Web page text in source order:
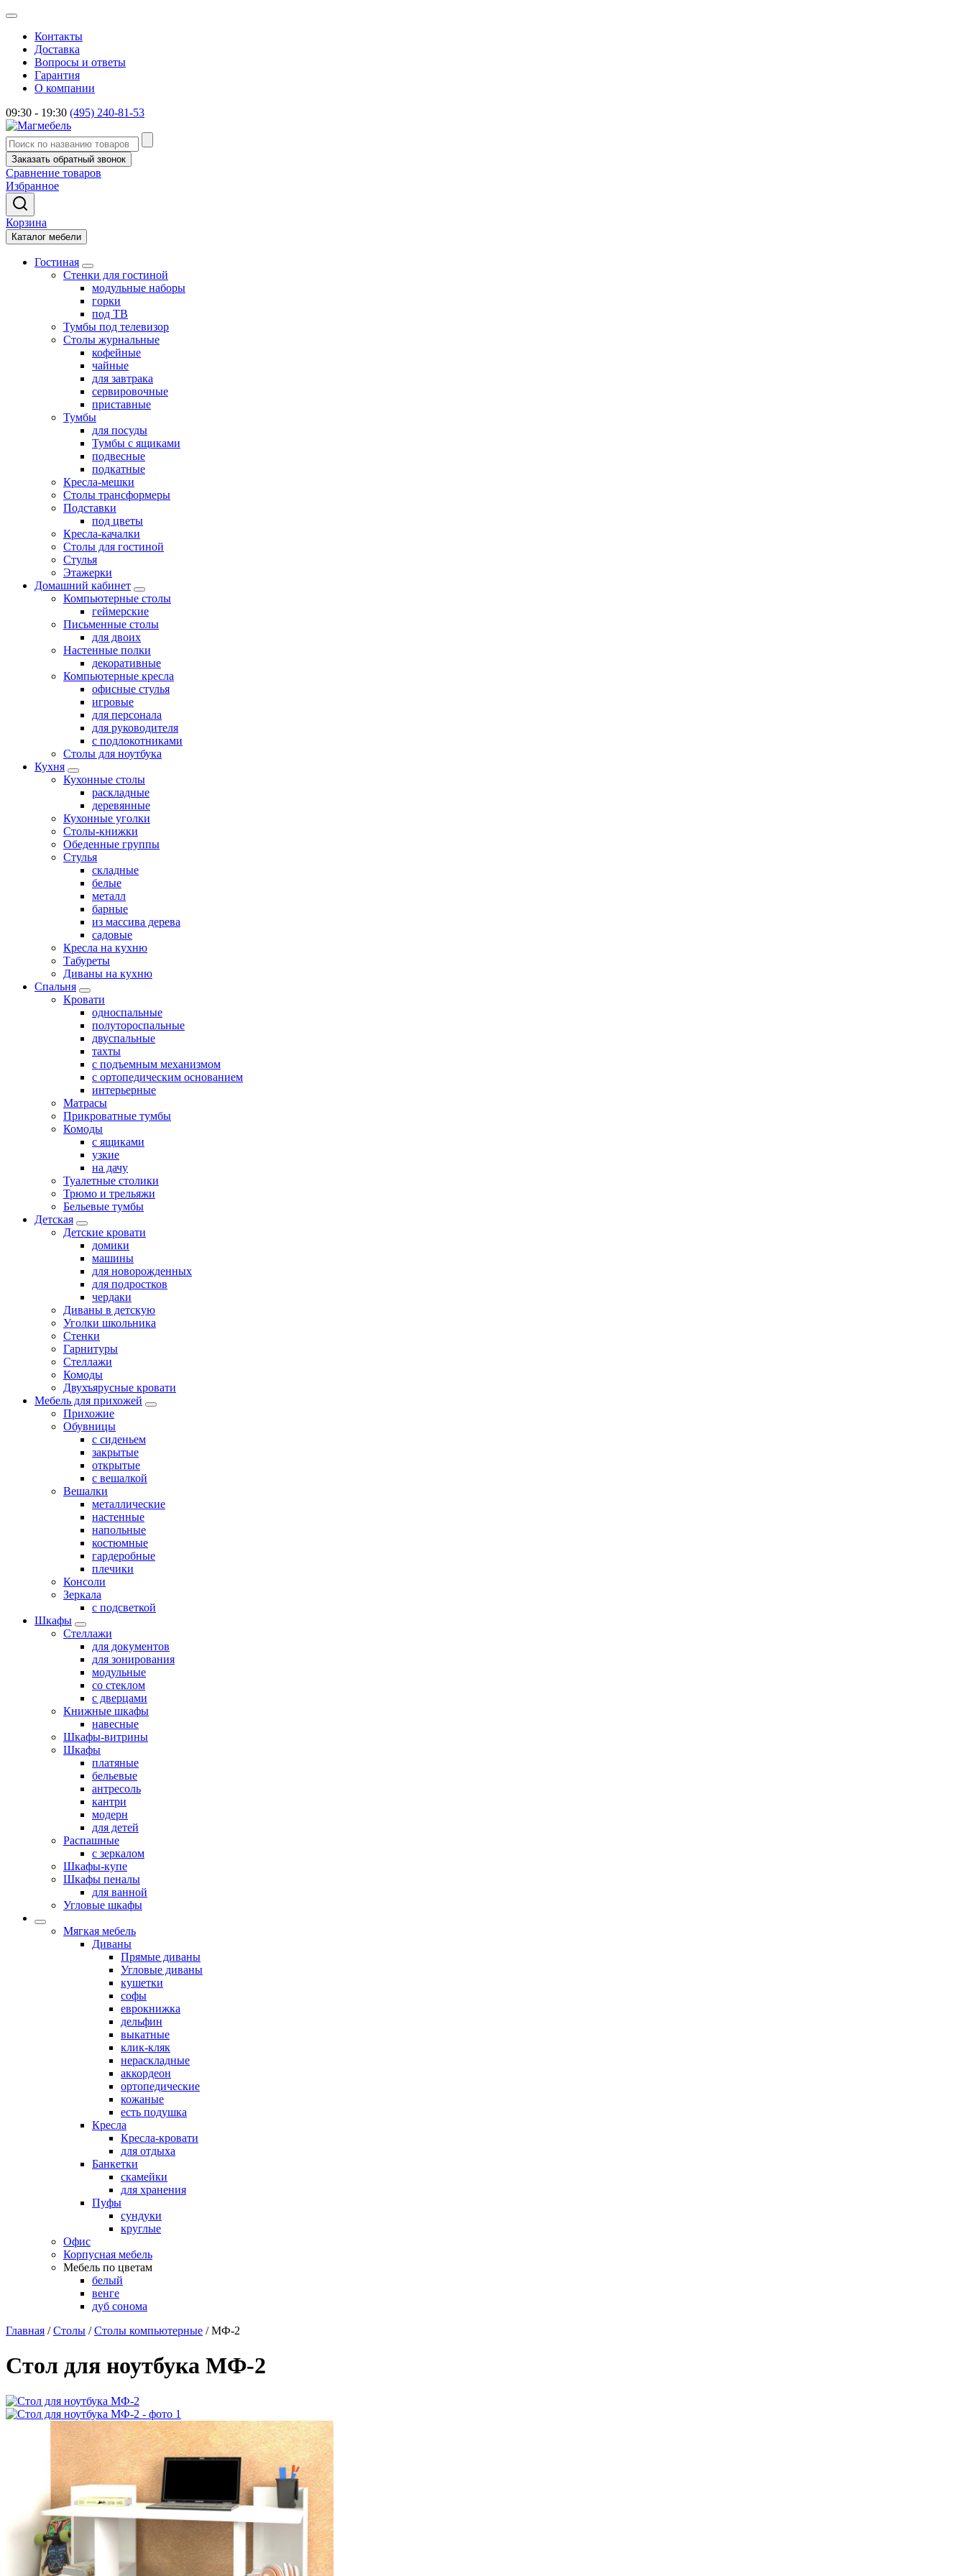
Контакты
Доставка
Вопросы и ответы
Гарантия
О компании
09:30 - 19:30 (495) 240-81-53
Заказать обратный звонок
Сравнение товаров
Избранное
Корзина
Каталог мебели
Гостиная
Стенки для гостиной
модульные наборы
горки
под ТВ
Тумбы под телевизор
Столы журнальные
кофейные
чайные
для завтрака
сервировочные
приставные
Тумбы
для посуды
Тумбы с ящиками
подвесные
подкатные
Кресла-мешки
Столы трансформеры
Подставки
под цветы
Кресла-качалки
Столы для гостиной
Стулья
Этажерки
Домашний кабинет
Компьютерные столы
геймерские
Письменные столы
для двоих
Настенные полки
декоративные
Компьютерные кресла
офисные стулья
игровые
для персонала
для руководителя
с подлокотниками
Столы для ноутбука
Кухня
Кухонные столы
раскладные
деревянные
Кухонные уголки
Столы-книжки
Обеденные группы
Стулья
складные
белые
металл
барные
из массива дерева
садовые
Кресла на кухню
Табуреты
Диваны на кухню
Спальня
Кровати
односпальные
полутороспальные
двуспальные
тахты
с подъемным механизмом
с ортопедическим основанием
интерьерные
Матрасы
Прикроватные тумбы
Комоды
с ящиками
узкие
на дачу
Туалетные столики
Трюмо и трельяжи
Бельевые тумбы
Детская
Детские кровати
домики
машины
для новорожденных
для подростков
чердаки
Диваны в детскую
Уголки школьника
Стенки
Гарнитуры
Стеллажи
Комоды
Двухъярусные кровати
Мебель для прихожей
Прихожие
Обувницы
с сиденьем
закрытые
открытые
с вешалкой
Вешалки
металлические
настенные
напольные
костюмные
гардеробные
плечики
Консоли
Зеркала
с подсветкой
Шкафы
Стеллажи
для документов
для зонирования
модульные
со стеклом
с дверцами
Книжные шкафы
навесные
Шкафы-витрины
Шкафы
платяные
бельевые
антресоль
кантри
модерн
для детей
Распашные
с зеркалом
Шкафы-купе
Шкафы пеналы
для ванной
Угловые шкафы
Мягкая мебель
Диваны
Прямые диваны
Угловые диваны
кушетки
софы
еврокнижка
дельфин
выкатные
клик-кляк
нераскладные
аккордеон
ортопедические
кожаные
есть подушка
Кресла
Кресла-кровати
для отдыха
Банкетки
скамейки
для хранения
Пуфы
сундуки
круглые
Офис
Корпусная мебель
Мебель по цветам
белый
венге
дуб сонома
Главная / Столы / Столы компьютерные / МФ-2
Стол для ноутбука МФ-2